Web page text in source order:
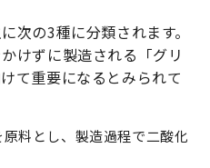
次の3種に分類されます。
けずに製造される「グリ
て重要になるとみられて
料とし、製造過程で二酸化